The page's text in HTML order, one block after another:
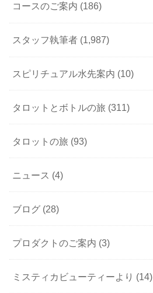
コースのご案内 (186)
スタッフ執筆者 (1,987)
スピリチュアル水先案内 (10)
タロットとボトルの旅 (311)
タロットの旅 (93)
ニュース (4)
ブログ (28)
プロダクトのご案内 (3)
ミスティカビューティーより (14)